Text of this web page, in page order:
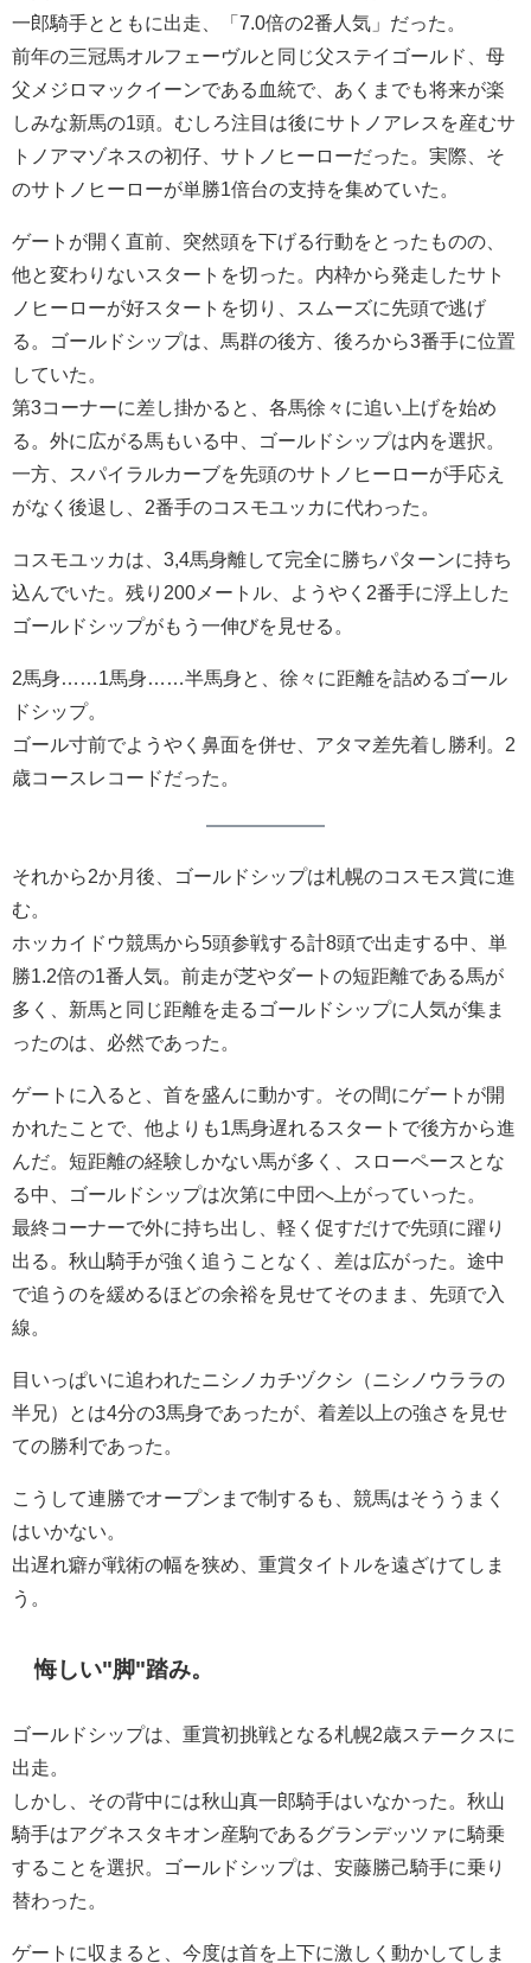
一郎騎手とともに出走、「7.0倍の2番人気」だった。
前年の三冠馬オルフェーヴルと同じ父ステイゴールド、母
父メジロマックイーンである血統で、あくまでも将来が楽
しみな新馬の1頭。むしろ注目は後にサトノアレスを産むサ
トノアマゾネスの初仔、サトノヒーローだった。実際、そ
のサトノヒーローが単勝1倍台の支持を集めていた。
ゲートが開く直前、突然頭を下げる行動をとったものの、
他と変わりないスタートを切った。内枠から発走したサト
ノヒーローが好スタートを切り、スムーズに先頭で逃げ
る。ゴールドシップは、馬群の後方、後ろから3番手に位置
していた。
第3コーナーに差し掛かると、各馬徐々に追い上げを始め
る。外に広がる馬もいる中、ゴールドシップは内を選択。
一方、スパイラルカーブを先頭のサトノヒーローが手応え
がなく後退し、2番手のコスモユッカに代わった。
コスモユッカは、3,4馬身離して完全に勝ちパターンに持ち
込んでいた。残り200メートル、ようやく2番手に浮上した
ゴールドシップがもう一伸びを見せる。
2馬身……1馬身……半馬身と、徐々に距離を詰めるゴール
ドシップ。
ゴール寸前でようやく鼻面を併せ、アタマ差先着し勝利。2
歳コースレコードだった。
それから2か月後、ゴールドシップは札幌のコスモス賞に進
む。
ホッカイドウ競馬から5頭参戦する計8頭で出走する中、単
勝1.2倍の1番人気。前走が芝やダートの短距離である馬が
多く、新馬と同じ距離を走るゴールドシップに人気が集ま
ったのは、必然であった。
ゲートに入ると、首を盛んに動かす。その間にゲートが開
かれたことで、他よりも1馬身遅れるスタートで後方から進
んだ。短距離の経験しかない馬が多く、スローペースとな
る中、ゴールドシップは次第に中団へ上がっていった。
最終コーナーで外に持ち出し、軽く促すだけで先頭に躍り
出る。秋山騎手が強く追うことなく、差は広がった。途中
で追うのを緩めるほどの余裕を見せてそのまま、先頭で入
線。
目いっぱいに追われたニシノカチヅクシ（ニシノウララの
半兄）とは4分の3馬身であったが、着差以上の強さを見せ
ての勝利であった。
こうして連勝でオープンまで制するも、競馬はそううまく
はいかない。
出遅れ癖が戦術の幅を狭め、重賞タイトルを遠ざけてしま
う。
悔しい"脚"踏み。
ゴールドシップは、重賞初挑戦となる札幌2歳ステークスに
出走。
しかし、その背中には秋山真一郎騎手はいなかった。秋山
騎手はアグネスタキオン産駒であるグランデッツァに騎乗
することを選択。ゴールドシップは、安藤勝己騎手に乗り
替わった。
ゲートに収まると、今度は首を上下に激しく動かしてしま